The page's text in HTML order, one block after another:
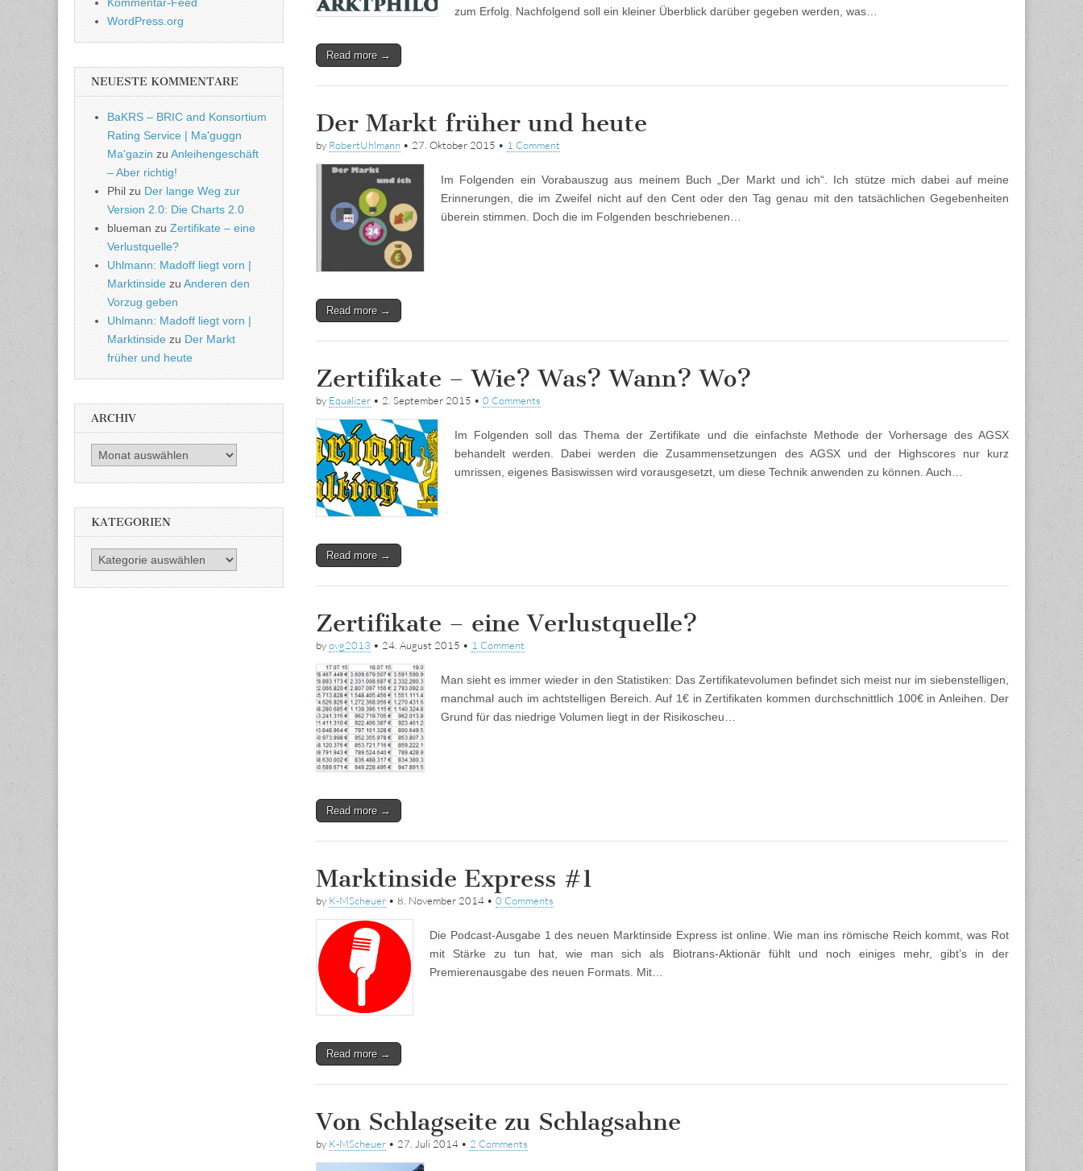
zum Erfolg. Nachfolgend soll ein kleiner Überblick darüber gegeben werden, was…
Read more →
Der Markt früher und heute
by RobertUhlmann • 27. Oktober 2015 • 1 Comment
Im Folgenden ein Vorabauszug aus meinem Buch „Der Markt und ich“. Ich stütze mich dabei auf meine
Erinnerungen, die im Zweifel nicht auf den Cent oder den Tag genau mit den tatsächlichen Gegebenheiten
überein stimmen. Doch die im Folgenden beschriebenen…
Read more →
Zertifikate – Wie? Was? Wann? Wo?
by Equalizer • 2. September 2015 • 0 Comments
Im Folgenden soll das Thema der Zertifikate und die einfachste Methode der Vorhersage des AGSX
behandelt werden. Dabei werden die Zusammensetzungen des AGSX und der Highscores nur kurz
umrissen, eigenes Basiswissen wird vorausgesetzt, um diese Technik anwenden zu können. Auch…
Read more →
Zertifikate – eine Verlustquelle?
byovg2013 • 24. August 2015 • 1 Comment
Man sieht es immer wieder in den Statistiken: Das Zertifikatevolumen befindet sich meist nur im siebenstelligen,
manchmal auch im achtstelligen Bereich. Auf 1€ in Zertifikaten kommen durchschnittlich 100€ in Anleihen. Der
Grund für das niedrige Volumen liegt in der Risikoscheu…
Read more →
Marktinside Express #1
by K-MScheuer • 8. November 2014 • 0 Comments
Die Podcast-Ausgabe 1 des neuen Marktinside Express ist online. Wie man ins römische Reich kommt, was Rot
mit Stärke zu tun hat, wie man sich als Biotrans-Aktionär fühlt und noch einiges mehr, gibt’s in der
Premierenausgabe des neuen Formats. Mit…
Read more →
Von Schlagseite zu Schlagsahne
by K-MScheuer • 27. Juli 2014 • 2 Comments
WordPress.org
NEUESTE KOMMENTARE
BaKRS – BRIC and Konsortium
Rating Service | Ma'guggn
Ma'gazin zu Anleihengeschäft
– Aber richtig!
Phil zu Der lange Weg zur
Version 2.0: Die Charts 2.0
blueman zu Zertifikate – eine
Verlustquelle?
Uhlmann: Madoff liegt vorn |
Marktinside zu Anderen den
Vorzug geben
Uhlmann: Madoff liegt vorn |
Marktinside zu Der Markt
früher und heute
ARCHIV
Archiv
KATEGORIEN
Kategorien